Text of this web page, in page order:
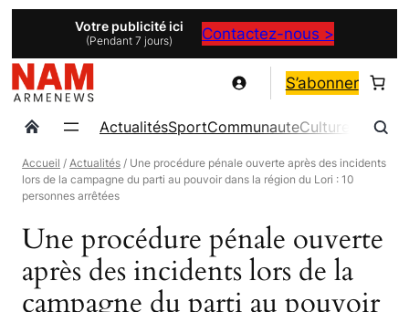
contenu
Votre publicité ici
(Pendant 7 jours) Contactez-nous >
S’abonner
ActualitésSportCommunauteCulture
Accueil /Actualités / Une procédure pénale ouverte après des incidents
lors de la campagne du parti au pouvoir dans la région du Lori : 10
personnes arrêtées
Une procédure pénale ouverte
après des incidents lors de la
campagne du parti au pouvoir